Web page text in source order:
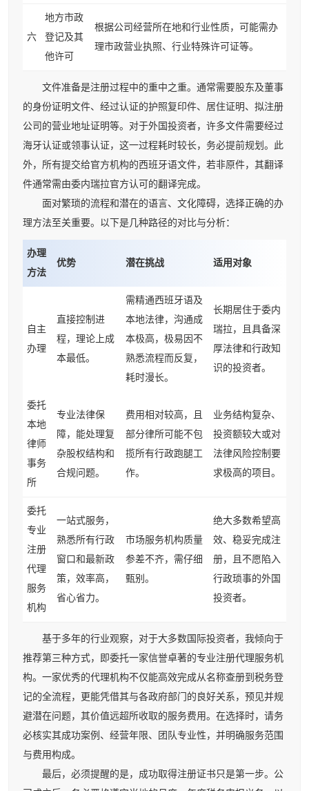
六
地方市政
登记及其
他许可
根据公司经营所在地和行业性质，可能需办
理市政营业执照、行业特殊许可证等。
文件准备是注册过程中的重中之重。通常需要股东及董事
的身份证明文件、经过认证的护照复印件、居住证明、拟注册
公司的营业地址证明等。对于外国投资者，许多文件需要经过
海牙认证或领事认证，这一过程耗时较长，务必提前规划。此
外，所有提交给官方机构的西班牙语文件，若非原件，其翻译
件通常需由委内瑞拉官方认可的翻译完成。
面对繁琐的流程和潜在的语言、文化障碍，选择正确的办
理方法至关重要。以下是几种路径的对比与分析：
办理
方法
优势 潜在挑战 适用对象
自主
办理
直接控制进
程，理论上成
本最低。
需精通西班牙语及
本地法律，沟通成
本极高，极易因不
熟悉流程而反复，
耗时漫长。
长期居住于委内
瑞拉，且具备深
厚法律和行政知
识的投资者。
委托
本地
律师
事务
所
专业法律保
障，能处理复
杂股权结构和
合规问题。
费用相对较高，且
部分律所可能不包
揽所有行政跑腿工
作。
业务结构复杂、
投资额较大或对
法律风险控制要
求极高的项目。
委托
专业
注册
代理
服务
机构
一站式服务，
熟悉所有行政
窗口和最新政
策，效率高，
省心省力。
市场服务机构质量
参差不齐，需仔细
甄别。
绝大多数希望高
效、稳妥完成注
册，且不愿陷入
行政琐事的外国
投资者。
基于多年的行业观察，对于大多数国际投资者，我倾向于
推荐第三种方式，即委托一家信誉卓著的专业注册代理服务机
构。一家优秀的代理机构不仅能高效完成从名称查册到税务登
记的全流程，更能凭借其与各政府部门的良好关系，预见并规
避潜在问题，其价值远超所收取的服务费用。在选择时，请务
必核实其成功案例、经营年限、团队专业性，并明确服务范围
与费用构成。
最后，必须提醒的是，成功取得注册证书只是第一步。公